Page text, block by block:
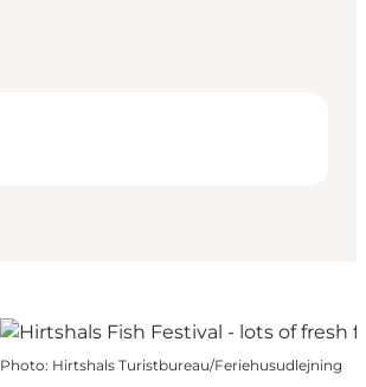
Photo: Hirtshals Turistbureau/Feriehusudlejning